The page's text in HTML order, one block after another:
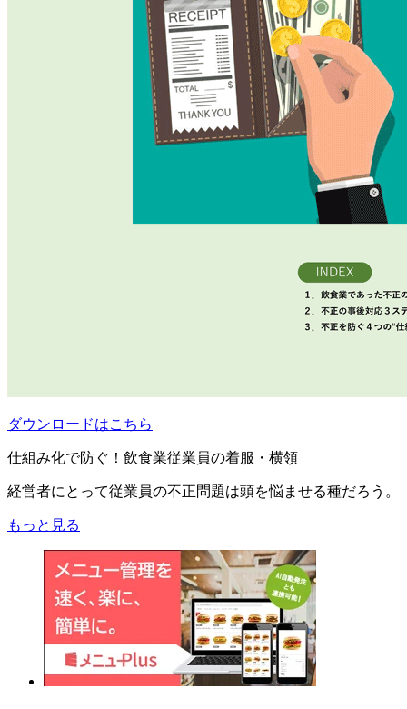
ダウンロードはこちら
仕組み化で防ぐ！飲食業従業員の着服・横領
経営者にとって従業員の不正問題は頭を悩ませる種だろう。
もっと見る